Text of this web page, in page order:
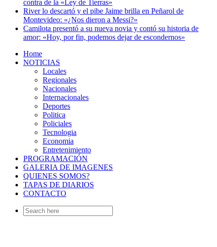
contra de la «Ley de Tierras»
River lo descartó y el pibe Jaime brilla en Peñarol de
Montevideo: «¿Nos dieron a Messi?»
Camilota presentó a su nueva novia y contó su historia de
amor: «Hoy, por fin, podemos dejar de escondernos»
Home
NOTICIAS
Locales
Regionales
Nacionales
Internacionales
Deportes
Politica
Policiales
Tecnologia
Economia
Entretenimiento
PROGRAMACIÓN
GALERIA DE IMAGENES
QUIENES SOMOS?
TAPAS DE DIARIOS
CONTACTO
Search
for: